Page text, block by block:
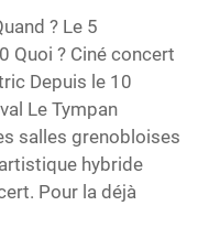
? Le 5
Quoi ? Ciné concert
Depuis le 10
Le Tympan
salles grenobloises
hybride
Pour la déjà